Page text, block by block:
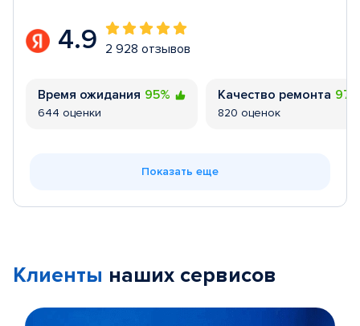
4.9 2 928 отзывов
Время ожидания 95%
644 оценки
Качество ремонта
820 оценок
Показать еще
Клиенты наших сервисов